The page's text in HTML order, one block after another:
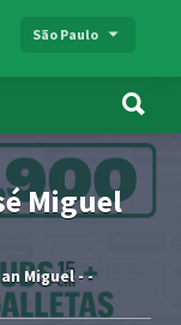
São Paulo
Miguel
Miguel - -